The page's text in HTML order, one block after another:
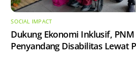
SOCIAL IMPACT
Dukung Ekonomi Inklusif,
Penyandang Disabilitas Lewat